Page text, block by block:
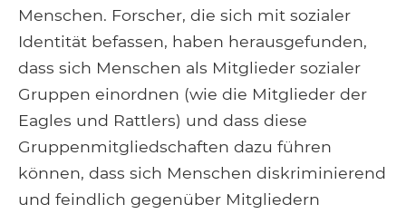
Menschen. Forscher, die sich mit sozialer
Identität befassen, haben herausgefunden,
dass sich Menschen als Mitglieder sozialer
Gruppen einordnen (wie die Mitglieder der
Eagles und Rattlers) und dass diese
Gruppenmitgliedschaften dazu führen
können, dass sich Menschen diskriminierend
und feindlich gegenüber Mitgliedern